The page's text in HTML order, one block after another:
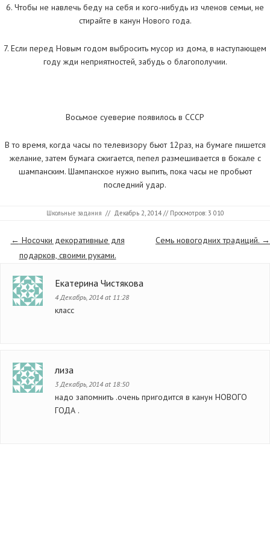
6. Чтобы не навлечь беду на себя и кого-нибудь из членов семьи, не
стирайте в канун Нового года.
7. Если перед Новым годом выбросить мусор из дома, в наступающем
году жди неприятностей, забудь о благополучии.
Восьмое суеверие появилось в СССР
В то время, когда часы по телевизору бьют 12раз, на бумаге пишется
желание, затем бумага сжигается, пепел размешивается в бокале с
шампанским. Шампанское нужно выпить, пока часы не пробьют
последний удар.
Школьные задания // Декабрь 2, 2014// Просмотров: 3 010
Страницы
← Носочки декоративные для
подарков, своими руками.
Семь новогодних традиций. →
Екатерина Чистякова
4 Декабрь, 2014 at 11:28
класс
лиза
3 Декабрь, 2014 at 18:50
надо запомнить .очень пригодится в канун НОВОГО
ГОДА .